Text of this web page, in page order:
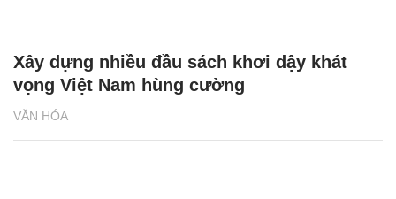
VĂN HÓA
Xây dựng nhiều đầu sách khơi dậy khát
vọng Việt Nam hùng cường